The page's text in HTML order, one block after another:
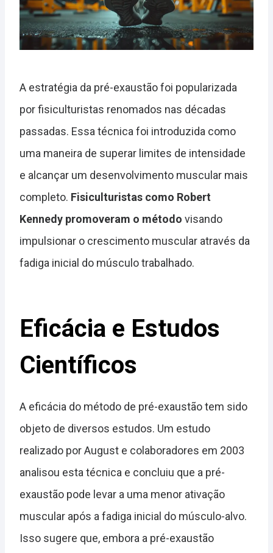
A estratégia da pré-exaustão foi popularizada
por fisiculturistas renomados nas décadas
passadas. Essa técnica foi introduzida como
uma maneira de superar limites de intensidade
e alcançar um desenvolvimento muscular mais
completo. Fisiculturistas como Robert
Kennedy promoveram o método visando
impulsionar o crescimento muscular através da
fadiga inicial do músculo trabalhado.
Eficácia e Estudos
Científicos
A eficácia do método de pré-exaustão tem sido
objeto de diversos estudos. Um estudo
realizado por August e colaboradores em 2003
analisou esta técnica e concluiu que a pré-
exaustão pode levar a uma menor ativação
muscular após a fadiga inicial do músculo-alvo.
Isso sugere que, embora a pré-exaustão